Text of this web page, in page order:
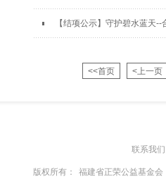
【结项公示】守护碧水蓝天
<<首页 <上一页
联系我们
版权所有： 福建省正荣公益基金会